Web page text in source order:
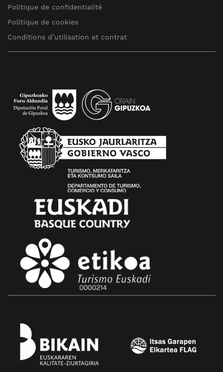
Politique de confidentialité
Politique de cookies
Conditions d’utilisation et contrat